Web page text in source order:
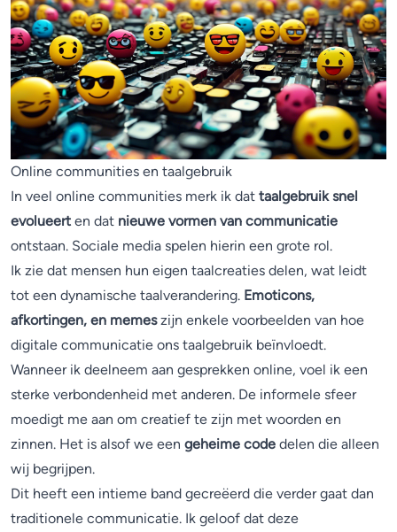
Online communities en taalgebruik
In veel online communities merk ik dat taalgebruik snel
evolueerten dat nieuwe vormen van communicatie
ontstaan. Sociale media spelen hierin een grote rol.
Ik zie dat mensen hun eigen taalcreaties delen, wat leidt
tot een dynamische taalverandering. Emoticons,
afkortingen, en memeszijn enkele voorbeelden van hoe
digitale communicatie ons taalgebruik beïnvloedt.
Wanneer ik deelneem aan gesprekken online, voel ik een
sterke verbondenheid met anderen. De informele sfeer
moedigt me aan om creatief te zijn met woorden en
zinnen. Het is alsof we een geheime code delen die alleen
wij begrijpen.
Dit heeft een intieme band gecreëerd die verder gaat dan
traditionele communicatie. Ik geloof dat deze